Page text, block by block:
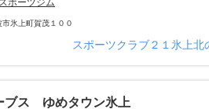
ポーツジム
氷上町賀茂１００
スポーツクラブ２１氷上北
ブス ゆめタウン氷上